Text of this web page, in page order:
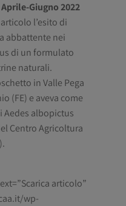
Giugno 2022
l’esito di
abbattente nei
di un formulato
naturali.
in Valle Pega
(FE) e aveva come
Aedes albopictus
Centro Agricoltura
articolo”
wp-